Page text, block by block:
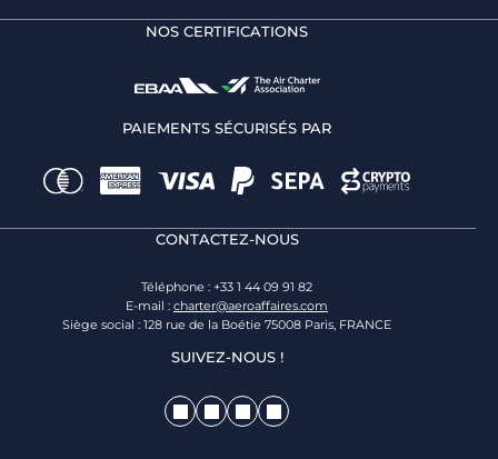
NOS CERTIFICATIONS
PAIEMENTS SÉCURISÉS PAR
CONTACTEZ-NOUS
Téléphone : +33 1 44 09 91 82
E-mail : charter@aeroaffaires.com
Siège social : 128 rue de la Boétie 75008 Paris, FRANCE
SUIVEZ-NOUS !